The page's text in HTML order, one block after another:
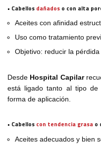
• Cabellos dañados o con alta
Aceites con afinidad
Uso como tratamiento
Objetivo: reducir la
Desde Hospital Capilar
está ligado tanto al tipo de
forma de aplicación.
• Cabellos con tendencia grasa o
Aceites adecuados y bien